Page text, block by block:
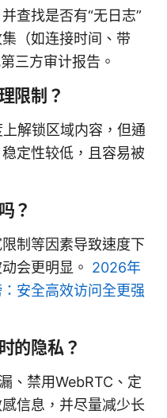
查找是否有“无日志”
（如连接时间、带
三方审计报告。
限制？
解锁区域内容，但通
定性较低，且容易被
？
制等因素导致速度下
会更明显。 2026年
安全高效访问全更强
的隐私？
、禁用WebRTC、定
信息，并尽量减少长